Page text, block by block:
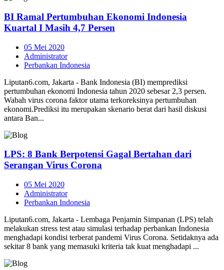
BI Ramal Pertumbuhan Ekonomi Indonesia
Kuartal I Masih 4,7 Persen
05 Mei 2020
Administrator
Perbankan Indonesia
Liputan6.com, Jakarta - Bank Indonesia (BI) memprediksi
pertumbuhan ekonomi Indonesia tahun 2020 sebesar 2,3 persen.
Wabah virus corona faktor utama terkoreksinya pertumbuhan
ekonomi.Prediksi itu merupakan skenario berat dari hasil diskusi
antara Ban...
LPS: 8 Bank Berpotensi Gagal Bertahan dari
Serangan Virus Corona
05 Mei 2020
Administrator
Perbankan Indonesia
Liputan6.com, Jakarta - Lembaga Penjamin Simpanan (LPS) telah
melakukan stress test atau simulasi terhadap perbankan Indonesia
menghadapi kondisi terberat pandemi Virus Corona. Setidaknya ada
sekitar 8 bank yang memasuki kriteria tak kuat menghadapi ...